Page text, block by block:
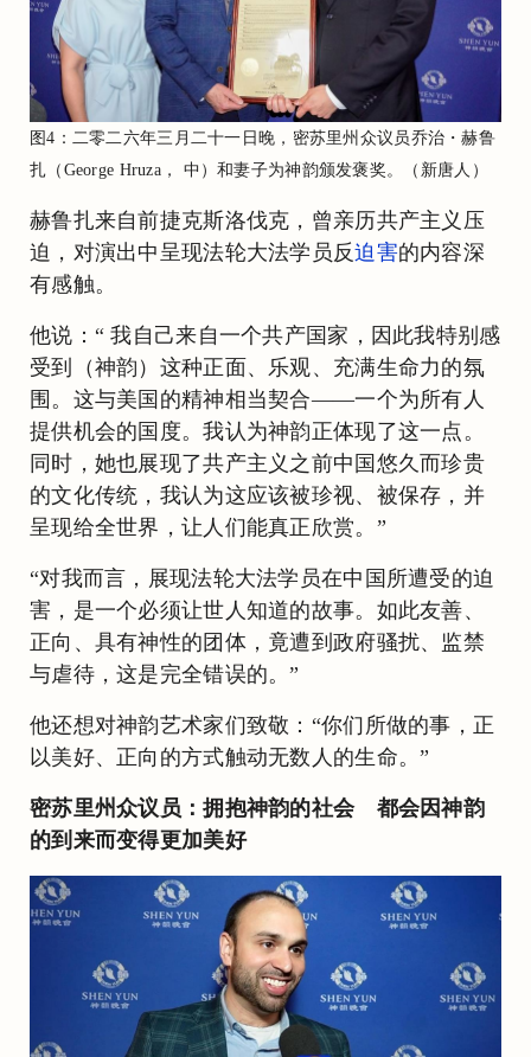
图4：二零二六年三月二十一日晚，密苏里州众议员乔治・赫鲁
扎（George Hruza， 中）和妻子为神韵颁发褒奖。（新唐人）
赫鲁扎来自前捷克斯洛伐克，曾亲历共产主义压
迫，对演出中呈现法轮大法学员反迫害的内容深
有感触。
他说：“ 我自己来自一个共产国家，因此我特别感
受到（神韵）这种正面、乐观、充满生命力的氛
围。这与美国的精神相当契合——一个为所有人
提供机会的国度。我认为神韵正体现了这一点。
同时，她也展现了共产主义之前中国悠久而珍贵
的文化传统，我认为这应该被珍视、被保存，并
呈现给全世界，让人们能真正欣赏。”
“对我而言，展现法轮大法学员在中国所遭受的迫
害，是一个必须让世人知道的故事。如此友善、
正向、具有神性的团体，竟遭到政府骚扰、监禁
与虐待，这是完全错误的。”
他还想对神韵艺术家们致敬：“你们所做的事，正
以美好、正向的方式触动无数人的生命。”
密苏里州众议员：拥抱神韵的社会 都会因神韵
的到来而变得更加美好